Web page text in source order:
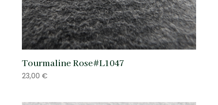
Tourmaline Rose#L1047
23,00 €